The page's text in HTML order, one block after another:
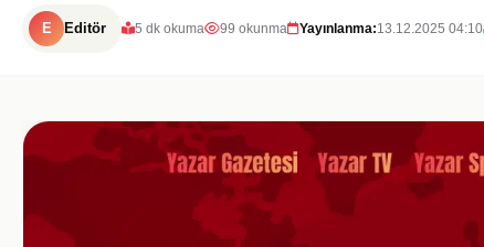
E Editör 5 dk okuma 99 okunma Yayınlanma:13.12.2025 04:10